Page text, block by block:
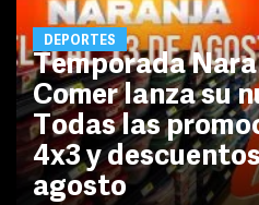
DEPORTES
Temporada
Comer lanza su
Todas las
4x3 y
agosto